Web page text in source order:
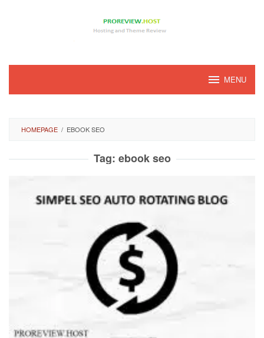
MENU
HOMEPAGE / EBOOK SEO
Tag: ebook seo